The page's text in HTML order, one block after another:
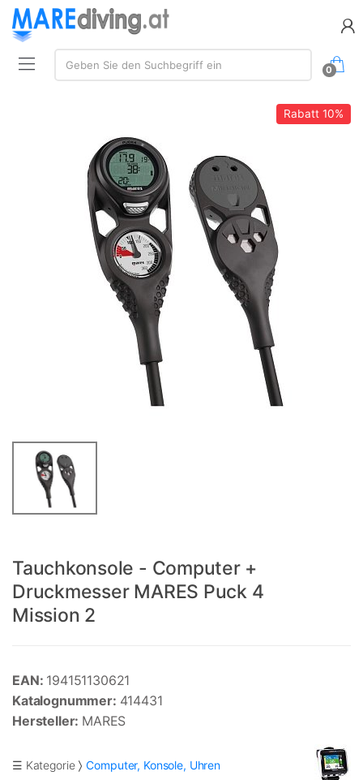
Suchen:
Geben Sie den Suchbegriff ein
0
Rabatt10%
Tauchkonsole - Computer +
Druckmesser MARES Puck 4
Mission 2
EAN: 194151130621
Katalognummer: 414431
Hersteller: MARES
☰ Kategorie Computer, Konsole, Uhren